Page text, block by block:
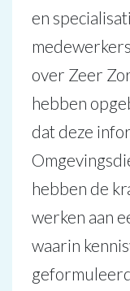
en
over Zeer
hebben
dat deze
hebben de
werken aan
waarin